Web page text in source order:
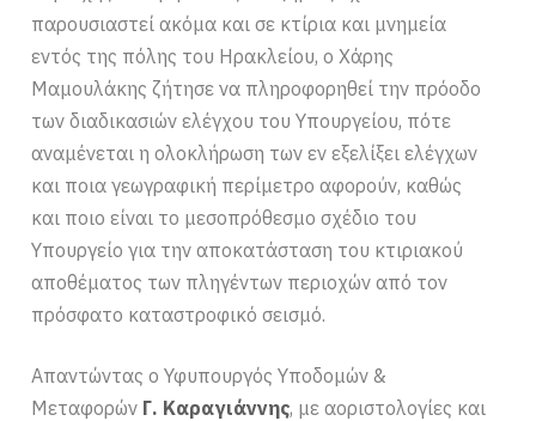
παρουσιαστεί ακόμα και σε κτίρια και μνημεία
εντός της πόλης του Ηρακλείου, ο Χάρης
Μαμουλάκης ζήτησε να πληροφορηθεί την πρόοδο
των διαδικασιών ελέγχου του Υπουργείου, πότε
αναμένεται η ολοκλήρωση των εν εξελίξει ελέγχων
και ποια γεωγραφική περίμετρο αφορούν, καθώς
και ποιο είναι το μεσοπρόθεσμο σχέδιο του
Υπουργείο για την αποκατάσταση του κτιριακού
αποθέματος των πληγέντων περιοχών από τον
πρόσφατο καταστροφικό σεισμό.
Απαντώντας ο Υφυπουργός Υποδομών &
Μεταφορών Γ. Καραγιάννης, με αοριστολογίες και